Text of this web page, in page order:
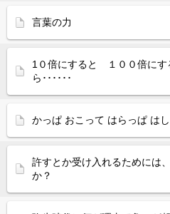
言葉の力
1０倍にすると １００倍に
ら･･････
かっぱ おこって はらっぱ はし
許すとか受け入れるためには
か？